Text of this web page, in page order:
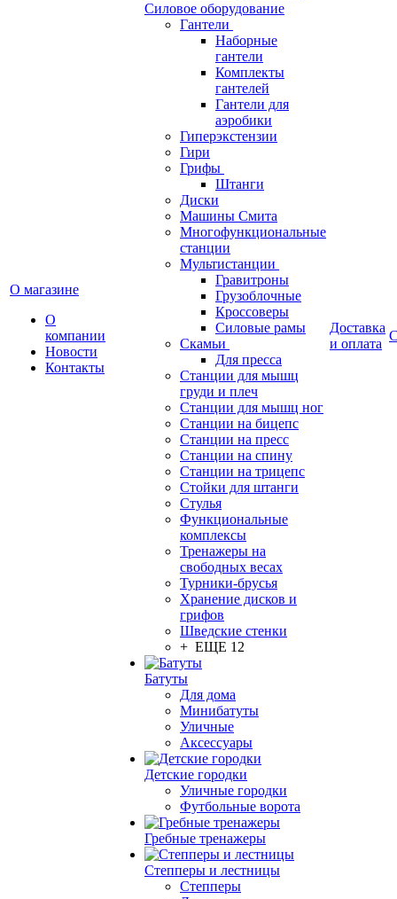
О магазине
О
компании
Новости
Контакты
Силовое оборудование
Гантели
Наборные
гантели
Комплекты
гантелей
Гантели для
аэробики
Гиперэкстензии
Гири
Грифы
Штанги
Диски
Машины Смита
Многофункциональные
станции
Мультистанции
Гравитроны
Грузоблочные
Кроссоверы
Силовые рамы
Скамьи
Для пресса
Станции для мышц
груди и плеч
Станции для мышц ног
Станции на бицепс
Станции на пресс
Станции на спину
Станции на трицепс
Стойки для штанги
Стулья
Функциональные
комплексы
Тренажеры на
свободных весах
Турники-брусья
Хранение дисков и
грифов
Шведские стенки
+ ЕЩЕ 12
Батуты
Для дома
Минибатуты
Уличные
Аксессуары
Детские городки
Уличные городки
Футбольные ворота
Гребные тренажеры
Степперы и лестницы
Степперы
Доставка
и оплата